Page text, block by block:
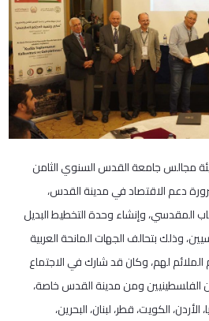
مجالس جامعة القدس السنوي الثامن
دعم الاقتصاد في مدينة القدس،
المقدسي، وإنشاء وحدة التخطيط البديل
وذلك بتحالف الجهات المانحة العربية
الملائم لهم، وكان قد شارك في الاجتماع
الفلسطينيين ومن مدينة القدس خاصة،
الكويت، قطر، لبنان، البحرين،